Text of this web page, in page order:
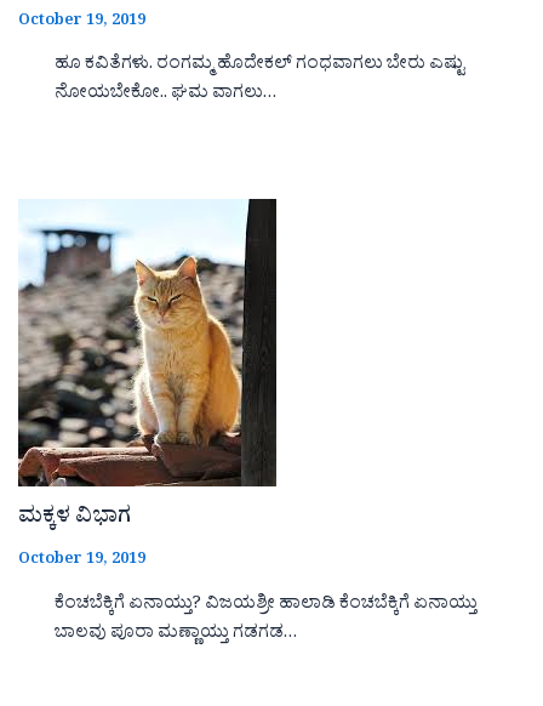
October 19, 2019
ಹೂ ಕವಿತೆಗಳು. ರಂಗಮ್ಮ ಹೊದೇಕಲ್ ಗಂಧವಾಗಲು ಬೇರು ಎಷ್ಟು
ನೋಯಬೇಕೋ.. ಘಮ ವಾಗಲು…
ಮಕ್ಕಳ ವಿಭಾಗ
October 19, 2019
ಕೆಂಚಬೆಕ್ಕಿಗೆ ಏನಾಯ್ತು? ವಿಜಯಶ್ರೀ ಹಾಲಾಡಿ ಕೆಂಚಬೆಕ್ಕಿಗೆ ಏನಾಯ್ತು
ಬಾಲವು ಪೂರಾ ಮಣ್ಣಾಯ್ತು ಗಡಗಡ…